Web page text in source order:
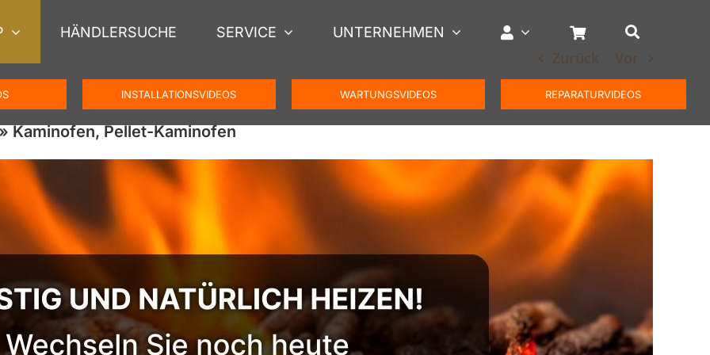
HÄNDLERSUCHE SERVICE UNTERNEHMEN
INSTALLATIONSVIDEOS WARTUNGSVIDEOS REPARATURVIDEOS
Zurück Vor
Kaminofen, Pellet-Kaminofen